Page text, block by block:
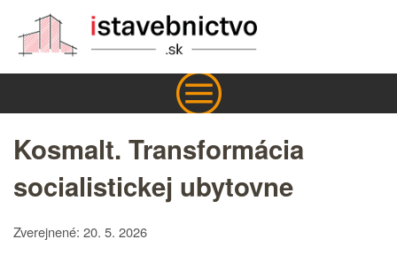
Kosmalt. Transformácia
socialistickej ubytovne
Zverejnené: 20. 5. 2026